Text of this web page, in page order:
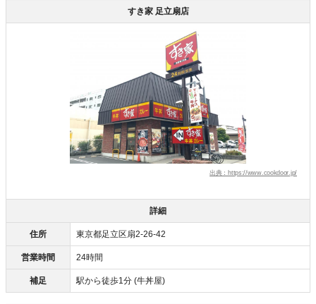
すき家 足立扇店
出典：https://www.cookdoor.jp/
詳細
住所 東京都足立区扇2-26-42
営業時間 24時間
補足 駅から徒歩1分 (牛丼屋)